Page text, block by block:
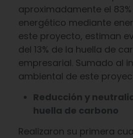
aproximadamente el
energético mediante
este proyecto, estiman
del 13% de la huella de
empresarial. Sumado al
ambiental de este
Reducción y
huella de carbono
Realizaron su primera